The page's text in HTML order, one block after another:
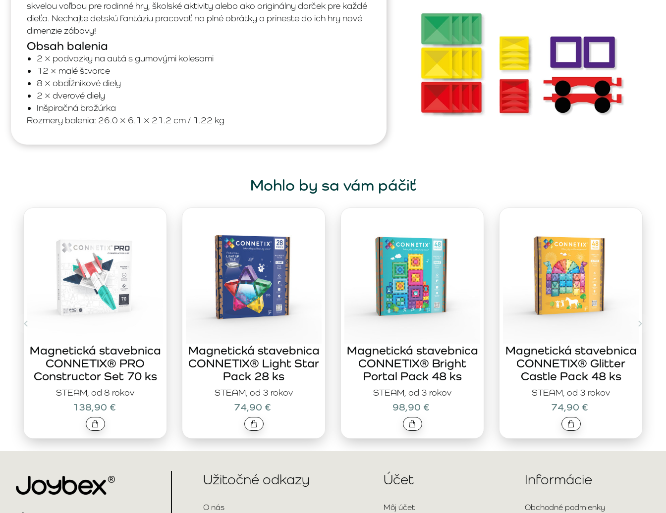
skvelou voľbou pre rodinné hry, školské aktivity alebo ako originálny darček pre každé
dieťa. Nechajte detskú fantáziu pracovať na plné obrátky a prineste do ich hry nové
dimenzie zábavy!
Obsah balenia
2 × podvozky na autá s gumovými kolesami
12 × malé štvorce
8 × obdĺžnikové diely
2 × dverové diely
Inšpiračná brožúrka
Rozmery balenia: 26.0 × 6.1 × 21.2 cm / 1.22 kg
Mohlo by sa vám páčiť
STEAM, od 8 rokov
Magnetická stavebnica
CONNETIX® PRO
Constructor Set 70 ks
138,90 €
STEAM, od 3 rokov
Magnetická stavebnica
CONNETIX® Light Star
Pack 28 ks
74,90 €
STEAM, od 3 rokov
Magnetická stavebnica
CONNETIX® Bright
Portal Pack 48 ks
98,90 €
STEAM, od 3 rokov
Magnetická stavebnica
CONNETIX® Glitter
Castle Pack 48 ks
74,90 €
Užitočné odkazy
O nás
Účet
Môj účet
Informácie
Obchodné podmienky